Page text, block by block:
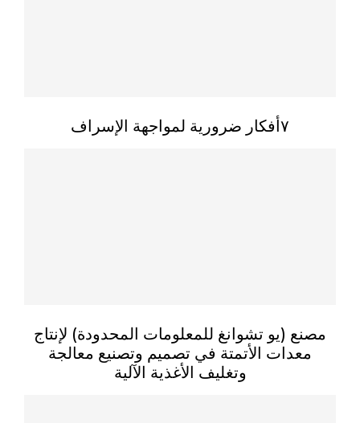
٧أفكار ضرورية لمواجهة الإسراف
مصنع (يو تشوانغ للمعلومات المحدودة) لإنتاج
معدات الأتمتة في تصميم وتصنيع معالجة
وتغليف الأغذية الآلية